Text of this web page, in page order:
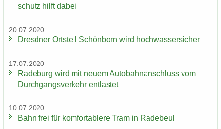
schutz hilft dabei
20.07.2020
Dresd­ner Orts­teil Schön­born wird hoch­was­ser­si­cher
17.07.2020
Ra­de­burg wird mit neuem Au­to­bahn­an­schluss vom
Durch­gangs­ver­kehr ent­las­tet
10.07.2020
Bahn frei für kom­for­ta­ble­re Tram in Ra­de­beul